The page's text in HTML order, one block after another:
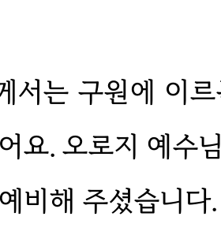
서는 구원에 이
요. 오로지 예수
비해 주셨습니다.